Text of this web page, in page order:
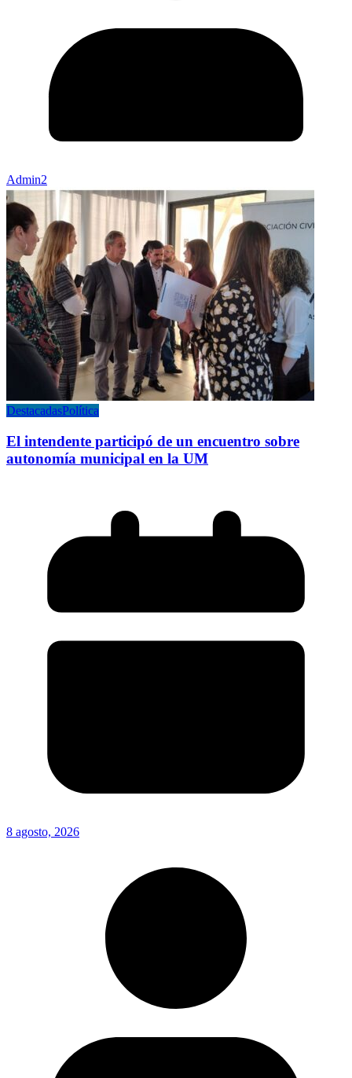
Admin2
DestacadasPolítica
El intendente participó de un encuentro sobre
autonomía municipal en la UM
8 agosto, 2026